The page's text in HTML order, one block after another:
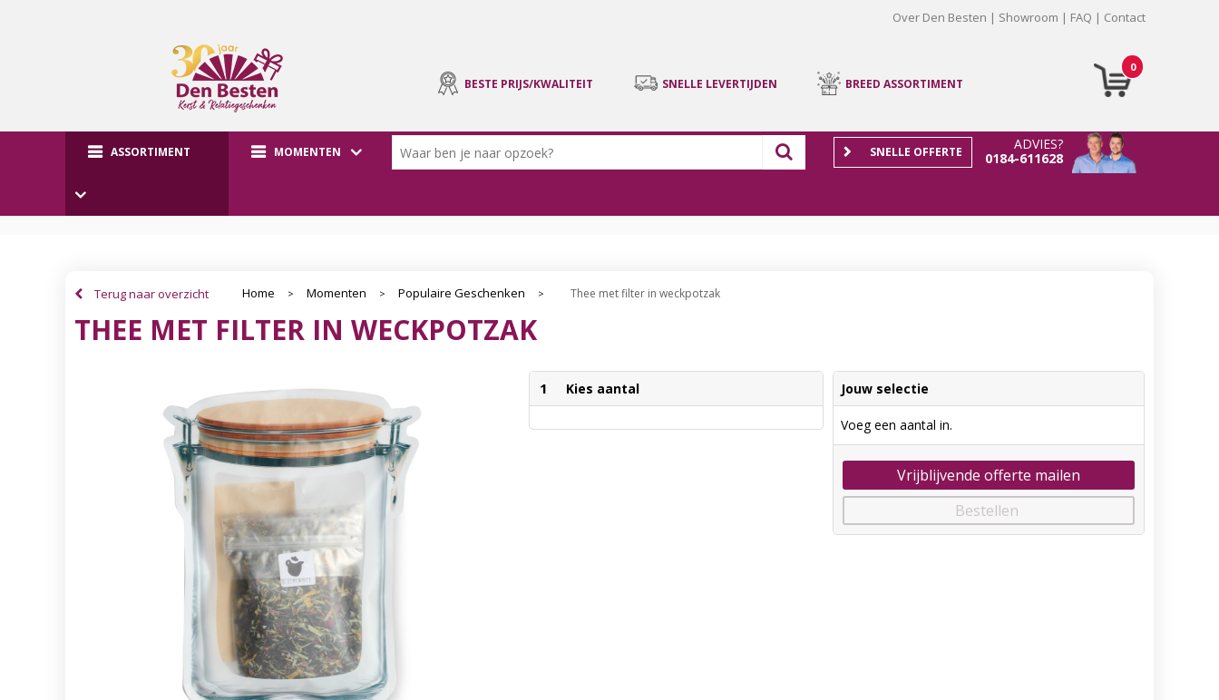
Over Den Besten Showroom FAQ Contact
0
BESTE PRIJS/KWALITEIT SNELLE LEVERTIJDEN BREED ASSORTIMENT
ASSORTIMENT MOMENTEN
ADVIES?
0184-611628
SNELLE OFFERTE
Terug naar overzicht Home > Momenten > Populaire Geschenken > Thee met filter in weckpotzak
THEE MET FILTER IN WECKPOTZAK
1 Kies aantal Jouw selectie
Voeg een aantal in.
Vrijblijvende offerte mailen
Bestellen